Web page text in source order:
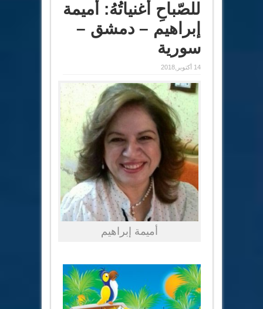
للصّباحِ أغنياتُهُ: أميمة
إبراهيم – دمشق –
سورية
14 أكتوبر,2018
أميمة إبراهيم